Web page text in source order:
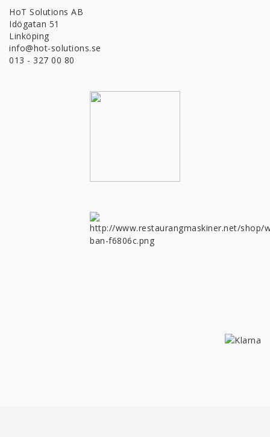
HoT Solutions AB
Idögatan 51
Linköping
info@hot-solutions.se
013 - 327 00 80